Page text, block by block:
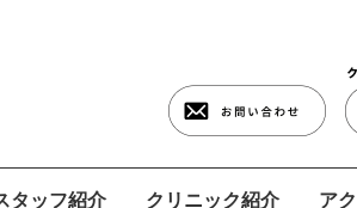
タッフ紹介 クリニック紹介 ア